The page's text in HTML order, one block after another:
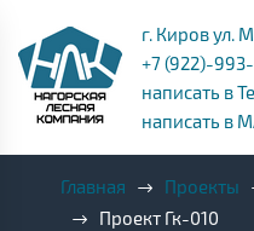
г. Киров ул.
+7 (922)-
написать в
написать в
Главная Проекты
Проект Гк-010